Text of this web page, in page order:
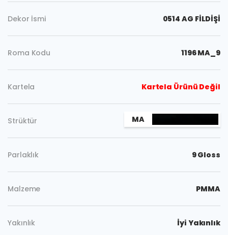
Dekor İsmi 0514 AG FİLDİŞİ
Roma Kodu 1196 MA_9
Kartela Kartela Ürünü Değil
Strüktür MA
Parlaklık 9 Gloss
Malzeme PMMA
Yakınlık İyi Yakınlık
Kopyala